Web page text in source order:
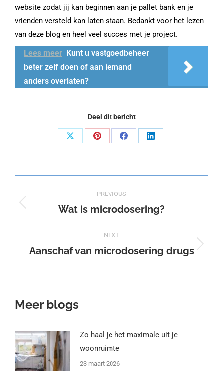
website zodat jij kan beginnen aan je pallet bank en je
vrienden versteld kan laten staan. Bedankt voor het lezen
van deze blog en heel veel succes met je project.
Lees meer Kunt u vastgoedbeheer
beter zelf doen of aan iemand
anders overlaten?
Deel dit bericht
Share
Share
Share
Share
navigation
PREVIOUS
Previous
Wat is microdosering?
NEXT
Next
Aanschaf van microdosering drugs
Meer blogs
Zo haal je het maximale uit je
woonruimte
23 maart 2026